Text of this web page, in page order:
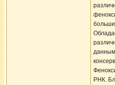
данным
РНК.